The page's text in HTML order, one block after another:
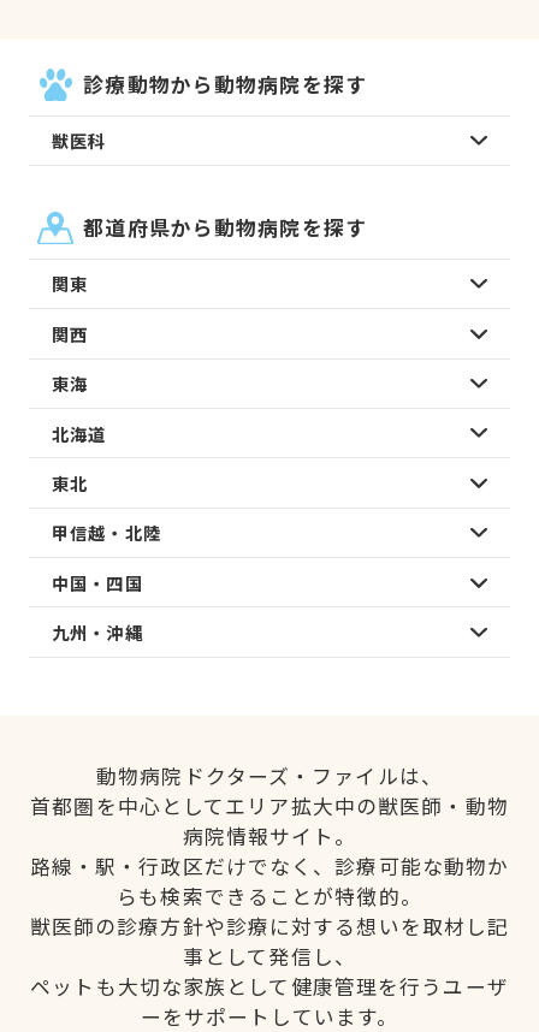
診療動物から動物病院を探す
獣医科
都道府県から動物病院を探す
関東
関西
東海
北海道
東北
甲信越・北陸
中国・四国
九州・沖縄
動物病院ドクターズ・ファイルは、
首都圏を中心としてエリア拡大中の獣医師・動物
病院情報サイト。
路線・駅・行政区だけでなく、診療可能な動物か
らも検索できることが特徴的。
獣医師の診療方針や診療に対する想いを取材し記
事として発信し、
ペットも大切な家族として健康管理を行うユーザ
ーをサポートしています。